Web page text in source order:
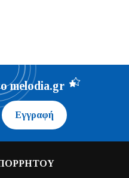
melodia.gr
Εγγραφή